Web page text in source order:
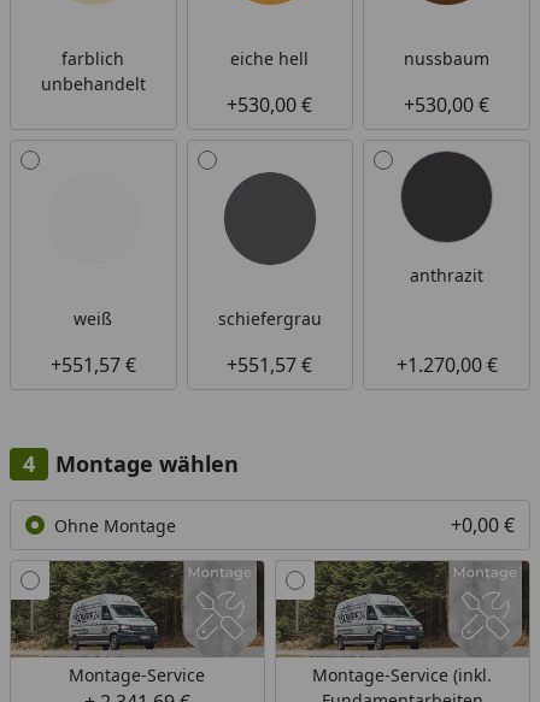
farblich
unbehandelt
eiche hell
+530,00 €
nussbaum
+530,00 €
weiß
+551,57 €
schiefergrau
+551,57 €
anthrazit
+1.270,00 €
Montage wählen
Ohne Montage +0,00 €
Montage-Service
Montage-Service (inkl.